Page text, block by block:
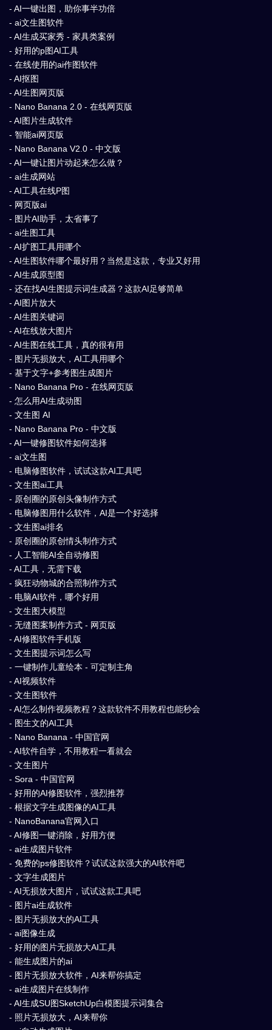
- AI一键出图，助你事半功倍
- ai文生图软件
- AI生成买家秀 - 家具类案例
- 好用的p图AI工具
- 在线使用的ai作图软件
- AI抠图
- AI生图网页版
- Nano Banana 2.0 - 在线网页版
- AI图片生成软件
- 智能ai网页版
- Nano Banana V2.0 - 中文版
- AI一键让图片动起来怎么做？
- ai生成网站
- AI工具在线P图
- 网页版ai
- 图片AI助手，太省事了
- ai生图工具
- AI扩图工具用哪个
- AI生图软件哪个最好用？当然是这款，专业又好用
- AI生成原型图
- 还在找AI生图提示词生成器？这款AI足够简单
- AI图片放大
- AI生图关键词
- AI在线放大图片
- AI生图在线工具，真的很有用
- 图片无损放大，AI工具用哪个
- 基于文字+参考图生成图片
- Nano Banana Pro - 在线网页版
- 怎么用AI生成动图
- 文生图 AI
- Nano Banana Pro - 中文版
- AI一键修图软件如何选择
- ai文生图
- 电脑修图软件，试试这款AI工具吧
- 文生图ai工具
- 原创圈的原创头像制作方式
- 电脑修图用什么软件，AI是一个好选择
- 文生图ai排名
- 原创圈的原创情头制作方式
- 人工智能AI全自动修图
- AI工具，无需下载
- 疯狂动物城的合照制作方式
- 电脑AI软件，哪个好用
- 文生图大模型
- 无缝图案制作方式 - 网页版
- AI修图软件手机版
- 文生图提示词怎么写
- 一键制作儿童绘本 - 可定制主角
- AI视频软件
- 文生图软件
- AI怎么制作视频教程？这款软件不用教程也能秒会
- 图生文的AI工具
- Nano Banana - 中国官网
- AI软件自学，不用教程一看就会
- 文生图片
- Sora - 中国官网
- 好用的AI修图软件，强烈推荐
- 根据文字生成图像的AI工具
- NanoBanana官网入口
- AI修图一键消除，好用方便
- ai生成图片软件
- 免费的ps修图软件？试试这款强大的AI软件吧
- 文字生成图片
- AI无损放大图片，试试这款工具吧
- 图片ai生成软件
- 图片无损放大的AI工具
- ai图像生成
- 好用的图片无损放大AI工具
- 能生成图片的ai
- 图片无损放大软件，AI来帮你搞定
- ai生成图片在线制作
- AI生成SU图SketchUp白模图提示词集合
- 照片无损放大，AI来帮你